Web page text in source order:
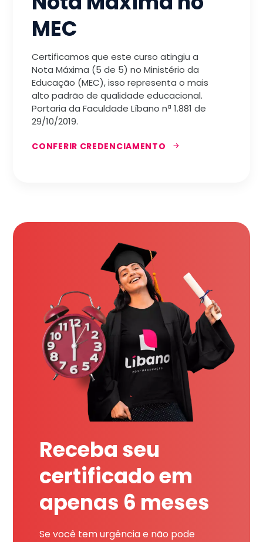
MEC
Certificamos que este curso atingiu a
Nota Máxima (5 de 5) no Ministério da
Educação (MEC), isso representa o mais
alto padrão de qualidade educacional.
Portaria da Faculdade Líbano nª 1.881 de
29/10/2019.
CONFERIR CREDENCIAMENTO
Receba seu
certificado em
apenas 6 meses
Se você tem urgência e não pode